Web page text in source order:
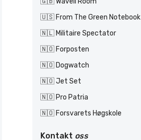
🇺🇸 From The Green Notebook
🇳🇱 Militaire Spectator
🇳🇴 Forposten
🇳🇴 Dogwatch
🇳🇴 Jet Set
🇳🇴 Pro Patria
🇳🇴 Forsvarets Høgskole
Kontakt oss